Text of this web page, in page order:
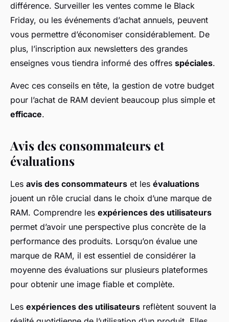
différence. Surveiller les ventes comme le Black
Friday, ou les événements d’achat annuels, peuvent
vous permettre d’économiser considérablement. De
plus, l’inscription aux newsletters des grandes
enseignes vous tiendra informé des offres spéciales.
Avec ces conseils en tête, la gestion de votre budget
pour l’achat de RAM devient beaucoup plus simple et
efficace.
Avis des consommateurs et
évaluations
Les avis des consommateurs et les évaluations
jouent un rôle crucial dans le choix d’une marque de
RAM. Comprendre les expériences des utilisateurs
permet d’avoir une perspective plus concrète de la
performance des produits. Lorsqu’on évalue une
marque de RAM, il est essentiel de considérer la
moyenne des évaluations sur plusieurs plateformes
pour obtenir une image fiable et complète.
Les expériences des utilisateurs reflètent souvent la